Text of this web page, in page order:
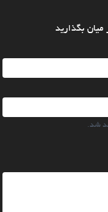
میان بگذارید
شد.